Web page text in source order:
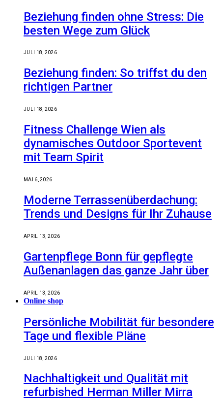
Beziehung finden ohne Stress: Die
besten Wege zum Glück
JULI 18, 2026
Beziehung finden: So triffst du den
richtigen Partner
JULI 18, 2026
Fitness Challenge Wien als
dynamisches Outdoor Sportevent
mit Team Spirit
MAI 6, 2026
Moderne Terrassenüberdachung:
Trends und Designs für Ihr Zuhause
APRIL 13, 2026
Gartenpflege Bonn für gepflegte
Außenanlagen das ganze Jahr über
APRIL 13, 2026
Online shop
Persönliche Mobilität für besondere
Tage und flexible Pläne
JULI 18, 2026
Nachhaltigkeit und Qualität mit
refurbished Herman Miller Mirra